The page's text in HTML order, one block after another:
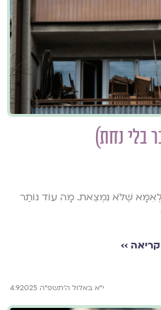
בלי נחת)
לְאִמָּא שֶׁלֹּא נִמְצֵאת. מָה עוֹד נוֹתַר
››
י״א באלול ה׳תשפ״ה 4.9.2025